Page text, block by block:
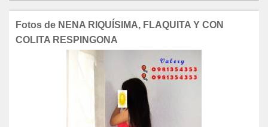
Fotos de NENA RIQUÍSIMA, FLAQUITA Y CON
COLITA RESPINGONA